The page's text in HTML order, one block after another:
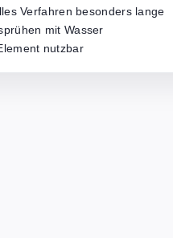
Verfahren besonders lange
mit Wasser
nutzbar